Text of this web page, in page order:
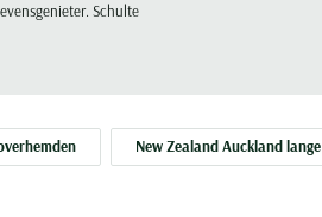
Schulte
New Zealand Auckland